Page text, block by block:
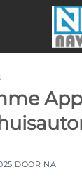
DOOR NA